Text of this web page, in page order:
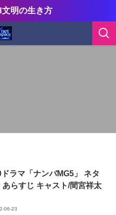
明の生き方
ラマ「ナンバMG5」 ネタ
あらすじ キャスト/間宮祥太
06-23